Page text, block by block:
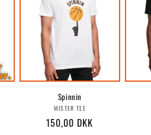
Spinnin
Forhandler:
MISTER TEE
Normalpris
150,00 DKK